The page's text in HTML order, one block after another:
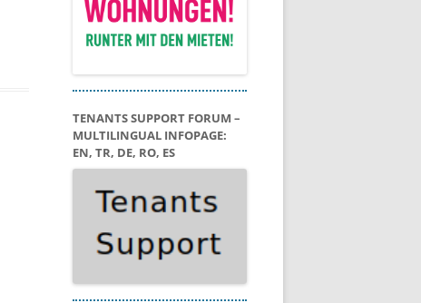
TENANTS SUPPORT FORUM –
MULTILINGUAL INFOPAGE:
EN, TR, DE, RO, ES